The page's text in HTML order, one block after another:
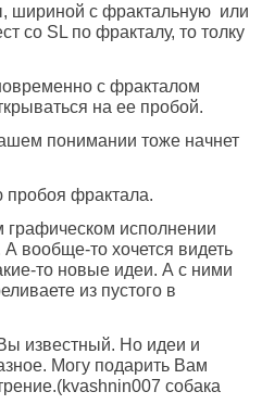
шириной с фрактальную или
со SL по фракталу, то толку
с фракталом
на ее пробой.
понимании тоже начнет
пробоя фрактала.
исполнении
вообще-то хочется видеть
то новые идеи. А с ними
из пустого в
известный. Но идеи и
Могу подарить Вам
собака